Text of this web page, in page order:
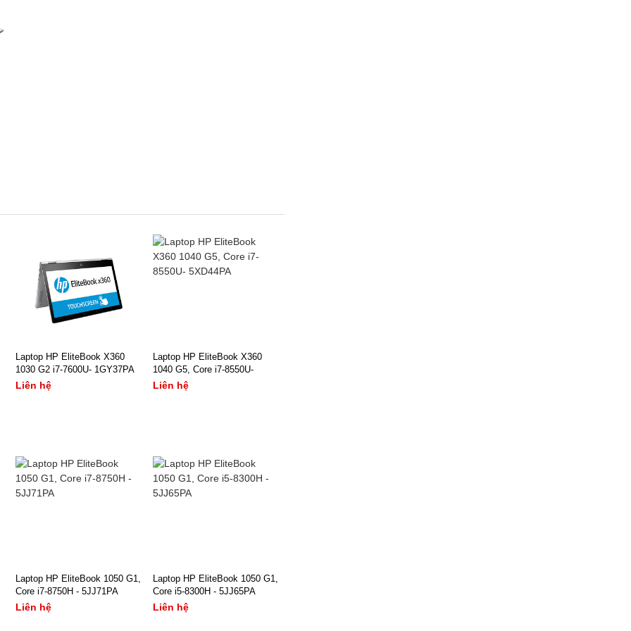
Laptop HP EliteBook X360
1030 G2 i7-7600U- 1GY37PA
Liên hệ
- CPU: Core i7 7600U
- RAM/ HDD: 8Gb/ 256Gb
SSD
- Màn hình: 13.3Inch Full
- Màu sắc/ Chất liệu: Silver
tháng
Liên hệ
Laptop HP EliteBook X360
1040 G5, Core i7-8550U-
5XD44PA
Liên hệ
- Bộ VXL: Core i7 8550U
1.8GHz-8MB
- Cạc đồ họa: Intel
Graphics HD 620
TouchScreen
- Hệ điều hành: Windows
10 Pro
tháng
Liên hệ
Laptop HP EliteBook 1050 G1,
Core i7-8750H - 5JJ71PA
Liên hệ
Laptop HP EliteBook 1050 G1,
Core i5-8300H - 5JJ65PA
Liên hệ